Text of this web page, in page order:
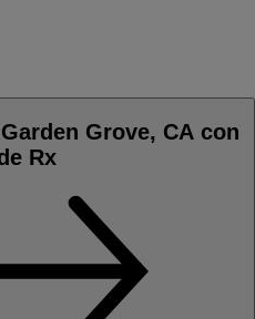
Grove, CA con
Rx